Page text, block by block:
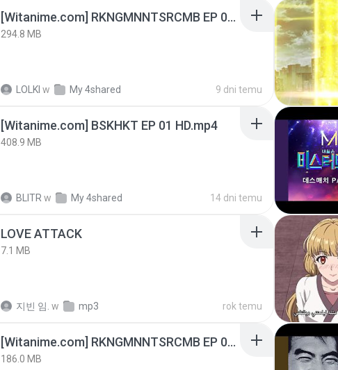
[Witanime.com] RKNGMNNTSRCMB EP 06 HD.mp4
294.8 MB
LOLKI w My 4shared 9 dni temu
[Witanime.com] BSKHKT EP 01 HD.mp4
408.9 MB
BLITR w My 4shared 14 dni temu
LOVE ATTACK
7.1 MB
지빈 임. w mp3 rok temu
[Witanime.com] RKNGMNNTSRCMB EP 05 HD.mp4
186.0 MB